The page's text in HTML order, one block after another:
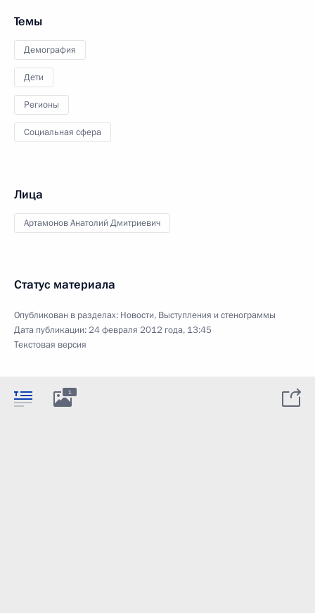
Темы
Демография
Дети
Регионы
Социальная сфера
Лица
Артамонов Анатолий Дмитриевич
Статус материала
Опубликован в разделах: Новости, Выступления и стенограммы
Дата публикации:24 февраля 2012 года, 13:45
Текстовая версия
1